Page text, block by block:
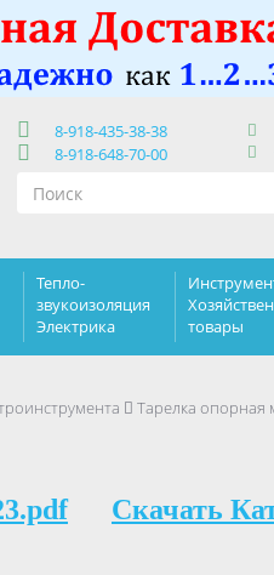
8-918-435-38-38
8-918-648-70-00
Тепло-
звукоизоляция
Электрика
товары
Тарелка опорная
Скачать